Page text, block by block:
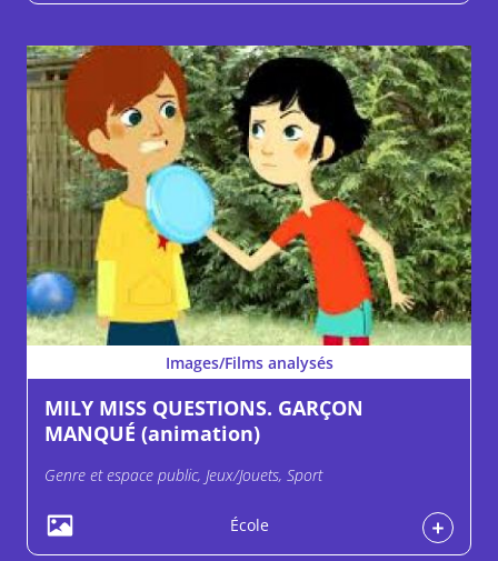
Images/Films analysés
MILY MISS QUESTIONS. GARÇON
MANQUÉ (animation)
Genre et espace public, Jeux/Jouets, Sport
École